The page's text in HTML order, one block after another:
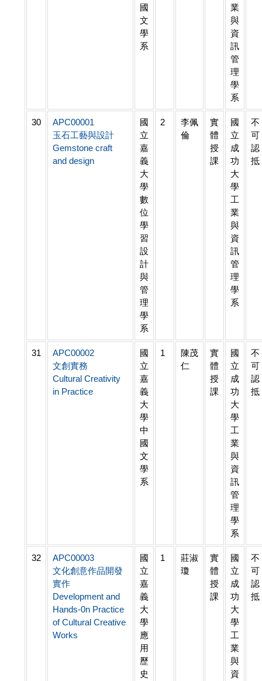
國
文
學
系
業
與
資
訊
管
理
學
系
30
APC00001
玉石工藝與設計
Gemstone craft
and design
國
立
嘉
義
大
學
數
位
學
習
設
計
與
管
理
學
系
2
李佩
倫
實
體
授
課
國
立
成
功
大
學
工
業
與
資
訊
管
理
學
系
不
可
認
抵
31
APC00002
文創實務
Cultural Creativity
in Practice
國
立
嘉
義
大
學
中
國
文
學
系
1
陳茂
仁
實
體
授
課
國
立
成
功
大
學
工
業
與
資
訊
管
理
學
系
不
可
認
抵
32
APC00003
文化創意作品開發
實作
Development and
Hands-0n Practice
of Cultural Creative
Works
國
立
嘉
義
大
學
應
用
歷
史
1
莊淑
瓊
實
體
授
課
國
立
成
功
大
學
工
業
與
資
不
可
認
抵